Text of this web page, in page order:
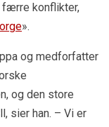
færre konflikter,
».
og medforfatter
og den store
sier han. – Vi er